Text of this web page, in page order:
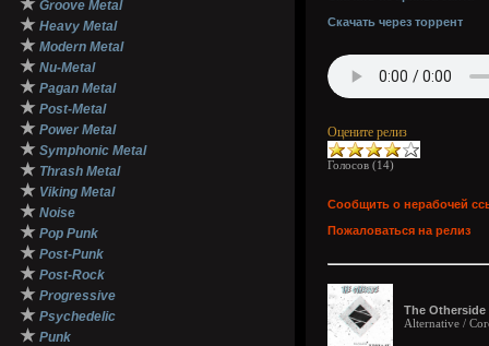
★ Groove Metal
★ Heavy Metal
★ Modern Metal
★ Nu-Metal
★ Pagan Metal
★ Post-Metal
★ Power Metal
★ Symphonic Metal
★ Thrash Metal
★ Viking Metal
★ Noise
★ Pop Punk
★ Post-Punk
★ Post-Rock
★ Progressive
★ Psychedelic
★ Punk
Скачать через торрент
Оцените релиз
Голосов (14)
Сообщить о нерабочей
Пожаловаться на релиз
The Otherside
Alternative /